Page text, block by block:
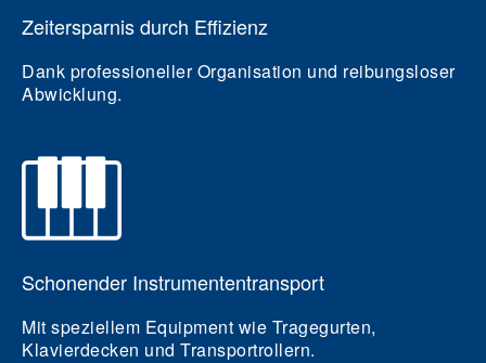
Zeitersparnis durch Effizienz
Dank professioneller Organisation und reibungsloser
Abwicklung.
Schonender Instrumententransport
Mit speziellem Equipment wie Tragegurten,
Klavierdecken und Transportrollern.